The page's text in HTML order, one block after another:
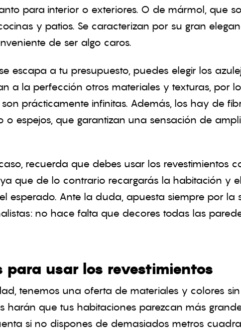
para interior o exteriores. O de mármol, que
y patios. Se caracterizan por su gran
de ser algo caros.
escapa a tu presupuesto, puedes elegir los
a la perfección otros materiales y texturas, por
prácticamente infinitas. Además, los hay de
o espejos, que garantizan una sensación de
recuerda que debes usar los revestimientos
que de lo contrario recargarás la habitación y
esperado. Ante la duda, apuesta siempre por la
no hace falta que decores todas las
para usar los revestimientos
tenemos una oferta de materiales y colores sin
harán que tus habitaciones parezcan más
si no dispones de demasiados metros